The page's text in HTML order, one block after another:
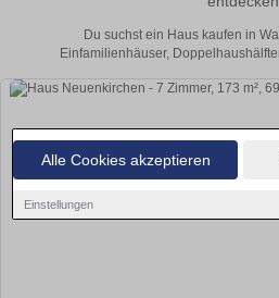
Alle Cookies akzeptieren
Einstellungen
Du suchst ein Haus kaufen in
Einfamilienhäuser,